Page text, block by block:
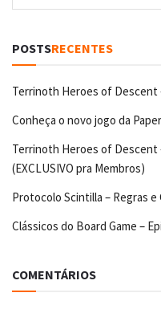
POSTSRECENTES
Terrinoth Heroes of Descent
Conheça o novo jogo da
Terrinoth Heroes of Descent
(EXCLUSIVO pra Membros)
Protocolo Scintilla – Regras e
Clássicos do Board Game –
COMENTÁRIOS